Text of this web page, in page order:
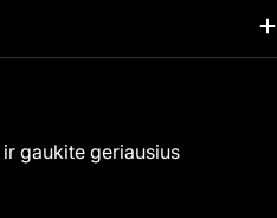
gaukite geriausius